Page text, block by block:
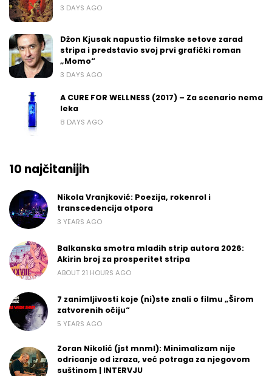
3 DAYS AGO
Džon Kjusak napustio filmske setove zarad
stripa i predstavio svoj prvi grafički roman
„Momo“
3 DAYS AGO
A CURE FOR WELLNESS (2017) – Za scenario nema
leka
8 DAYS AGO
10 najčitanijih
Nikola Vranjković: Poezija, rokenrol i
transcedencija otpora
3 YEARS AGO
Balkanska smotra mladih strip autora 2026:
Akirin broj za prosperitet stripa
ABOUT 21 HOURS AGO
7 zanimljivosti koje (ni)ste znali o filmu „Širom
zatvorenih očiju“
5 YEARS AGO
Zoran Nikolić (jst mnml): Minimalizam nije
odricanje od izraza, već potraga za njegovom
suštinom | INTERVJU